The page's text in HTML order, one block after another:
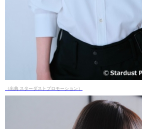
（出典 スターダストプロモーション）